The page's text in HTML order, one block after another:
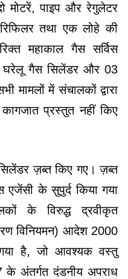
मोटरें, पाइप और रेगुलेटर
तथा एक लोहे की
महाकाल गैस सर्विस
घरेलू गैस सिलेंडर और 03
मामलों में संचालकों द्वारा
प्रस्तुत नहीं किए
ज़ब्त किए गए। ज़ब्त
एजेंसी के सुपुर्द किया गया
के विरुद्ध द्रवीकृत
विनियमन) आदेश 2000
है, जो आवश्यक वस्तु
के अंतर्गत दंडनीय अपराध